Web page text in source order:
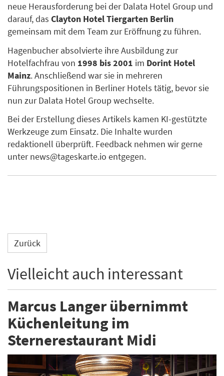
neue Herausforderung bei der Dalata Hotel Group und
darauf, das Clayton Hotel Tiergarten Berlin
gemeinsam mit dem Team zur Eröffnung zu führen.
Hagenbucher absolvierte ihre Ausbildung zur
Hotelfachfrau von 1998 bis 2001 im Dorint Hotel
Mainz. Anschließend war sie in mehreren
Führungspositionen in Berliner Hotels tätig, bevor sie
nun zur Dalata Hotel Group wechselte.
Bei der Erstellung dieses Artikels kamen KI-gestützte
Werkzeuge zum Einsatz. Die Inhalte wurden
redaktionell überprüft. Feedback nehmen wir gerne
unter news@tageskarte.io entgegen.
Zurück
Vielleicht auch interessant
Marcus Langer übernimmt
Küchenleitung im
Sternerestaurant Midi